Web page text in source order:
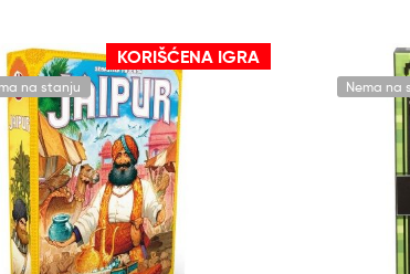
na stanju
KORIŠĆENA IGRA
Nema na